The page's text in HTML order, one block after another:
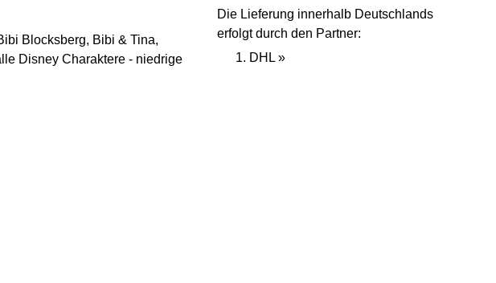
Blocksberg, Bibi & Tina,
Disney Charaktere - niedrige
Die Lieferung innerhalb Deutschlands
erfolgt durch den Partner:
DHL »